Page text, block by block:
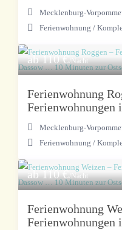
Mecklenburg-
Ferienwohnung /
ab 110 €/Nacht
Ferienwohnung
Ferienwohnungen
Mecklenburg-
Ferienwohnung /
ab 110 €/Nacht
Ferienwohnung
Ferienwohnungen